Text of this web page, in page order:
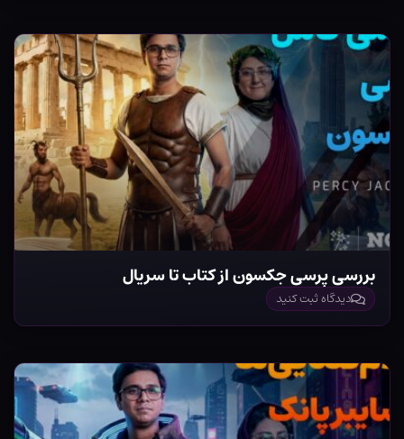
بررسی پرسی جکسون از کتاب تا سریال
دیدگاه ثبت کنید